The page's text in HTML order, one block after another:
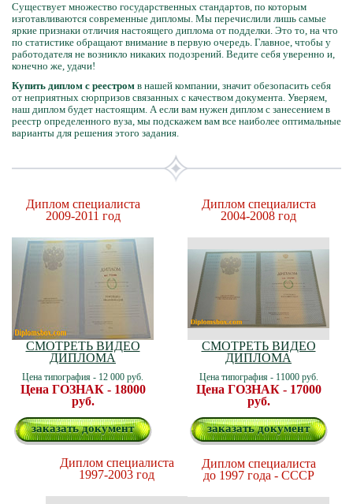
Существует множество государственных стандартов, по которым
изготавливаются современные дипломы. Мы перечислили лишь самые
яркие признаки отличия настоящего диплома от подделки. Это то, на что
по статистике обращают внимание в первую очередь. Главное, чтобы у
работодателя не возникло никаких подозрений. Ведите себя уверенно и,
конечно же, удачи!
Купить диплом с реестром в нашей компании, значит обезопасить себя
от неприятных сюрпризов связанных с качеством документа. Уверяем,
наш диплом будет настоящим. А если вам нужен диплом с занесением в
реестр определенного вуза, мы подскажем вам все наиболее оптимальные
варианты для решения этого задания.
Диплом специалиста
2009-2011 год
СМОТРЕТЬ ВИДЕО
ДИПЛОМА
Цена типография - 12 000 руб.
Цена ГОЗНАК - 18000
руб.
заказать документ
Диплом специалиста
2004-2008 год
СМОТРЕТЬ ВИДЕО
ДИПЛОМА
Цена типография - 11000 руб.
Цена ГОЗНАК - 17000
руб.
заказать документ
Диплом специалиста
1997-2003 год
Диплом специалиста
до 1997 года - СССР